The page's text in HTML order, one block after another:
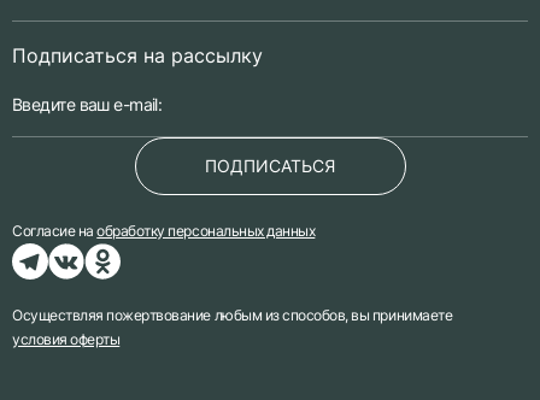
Осуществляя пожертвование любым из способов, вы принимаете
условия оферты
Подписаться на рассылку
ПОДПИСАТЬСЯ
Согласие наобработку персональных данных